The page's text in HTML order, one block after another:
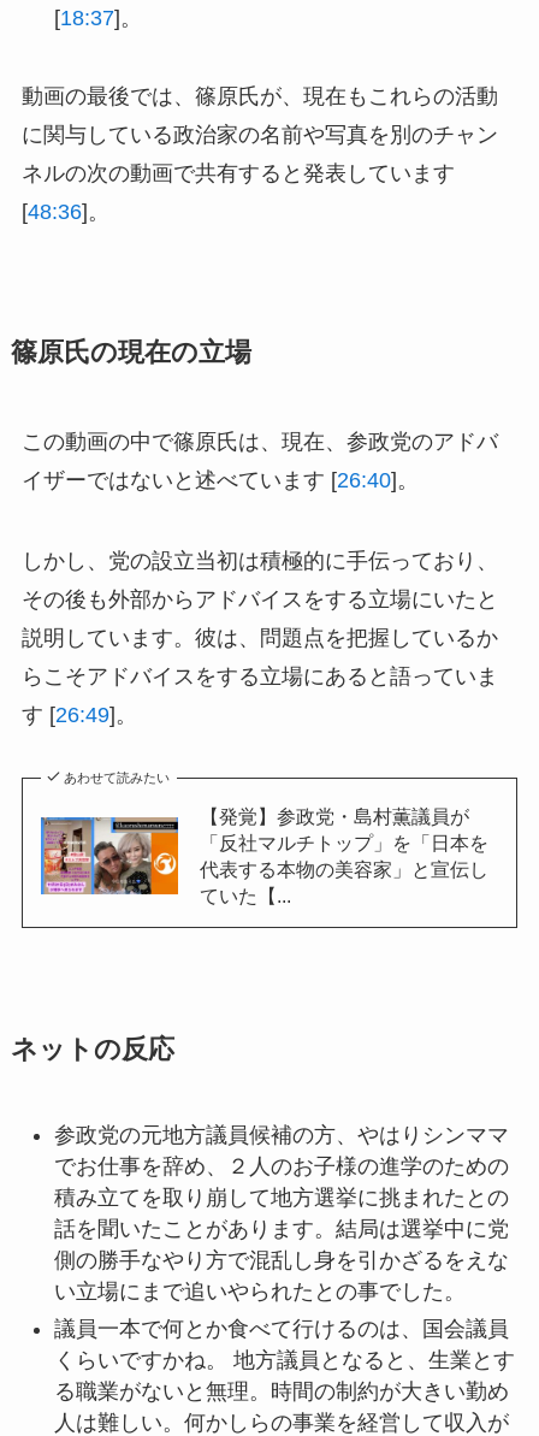
[18:37]。
動画の最後では、篠原氏が、現在もこれらの活動
に関与している政治家の名前や写真を別のチャン
ネルの次の動画で共有すると発表しています
[48:36]。
篠原氏の現在の立場
この動画の中で篠原氏は、現在、参政党のアドバ
イザーではないと述べています [26:40]。
しかし、党の設立当初は積極的に手伝っており、
その後も外部からアドバイスをする立場にいたと
説明しています。彼は、問題点を把握しているか
らこそアドバイスをする立場にあると語っていま
す [26:49]。
あわせて読みたい
【発覚】参政党・島村薫議員が
「反社マルチトップ」を「日本を
代表する本物の美容家」と宣伝し
ていた【...
ネットの反応
参政党の元地方議員候補の方、やはりシンママ
でお仕事を辞め、２人のお子様の進学のための
積み立てを取り崩して地方選挙に挑まれたとの
話を聞いたことがあります。結局は選挙中に党
側の勝手なやり方で混乱し身を引かざるをえな
い立場にまで追いやられたとの事でした。
議員一本で何とか食べて行けるのは、国会議員
くらいですかね。 地方議員となると、生業とす
る職業がないと無理。時間の制約が大きい勤め
人は難しい。何かしらの事業を経営して収入が